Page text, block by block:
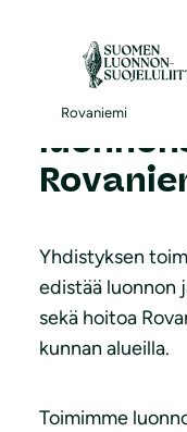
Rovaniemi
Suomen
Yhdistyksen
edistää luonnon
sekä hoitoa
kunnan alueilla.
Toimimme